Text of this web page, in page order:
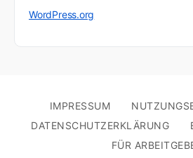
WordPress.org
IMPRESSUM
DATENSCHUTZERKLÄRUNG
FÜR